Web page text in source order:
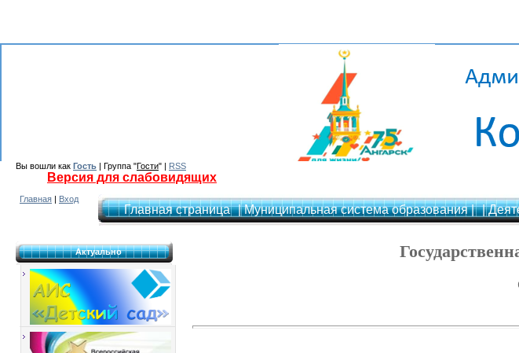
Вы вошли как Гость | Группа "Гости" | RSS
Версия для слабовидящих
Главная | Вход
Главная страница | Муниципальная система образования | |
Актуально